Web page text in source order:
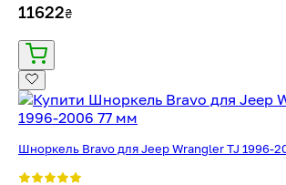
11622₴
Шноркель Bravo для Jeep Wrangler TJ 1996-